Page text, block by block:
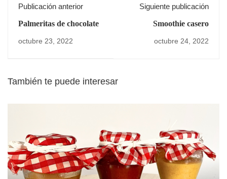
Publicación anterior
Palmeritas de chocolate
octubre 23, 2022
Siguiente publicación
Smoothie casero
octubre 24, 2022
También te puede interesar